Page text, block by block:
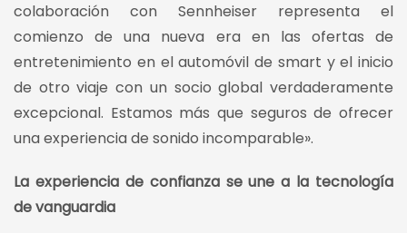
colaboración con Sennheiser representa el
comienzo de una nueva era en las ofertas de
entretenimiento en el automóvil de smart y el inicio
de otro viaje con un socio global verdaderamente
excepcional. Estamos más que seguros de ofrecer
una experiencia de sonido incomparable».
La experiencia de confianza se une a la tecnología
de vanguardia